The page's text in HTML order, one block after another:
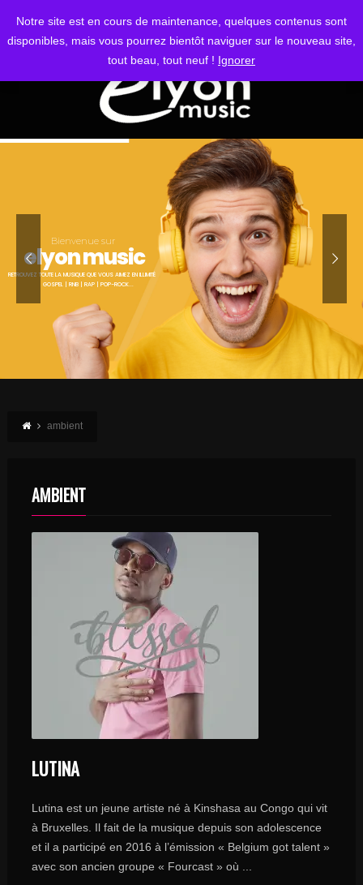
Notre site est en cours de maintenance, quelques contenus sont
disponibles, mais vous pourrez bientôt naviguer sur le nouveau site,
tout beau, tout neuf ! Ignorer
S'IDENTIFIER
Bienvenue sur
elyon music
RETROUVEZ TOUTE LA MUSIQUE QUE VOUS AIMEZ EN ILLIMITÉ
GOSPEL | RNB | RAP | POP-ROCK...
ambient
AMBIENT
LUTINA
Lutina est un jeune artiste né à Kinshasa au Congo qui vit
à Bruxelles. Il fait de la musique depuis son adolescence
et il a participé en 2016 à l’émission « Belgium got talent »
avec son ancien groupe « Fourcast » où ...